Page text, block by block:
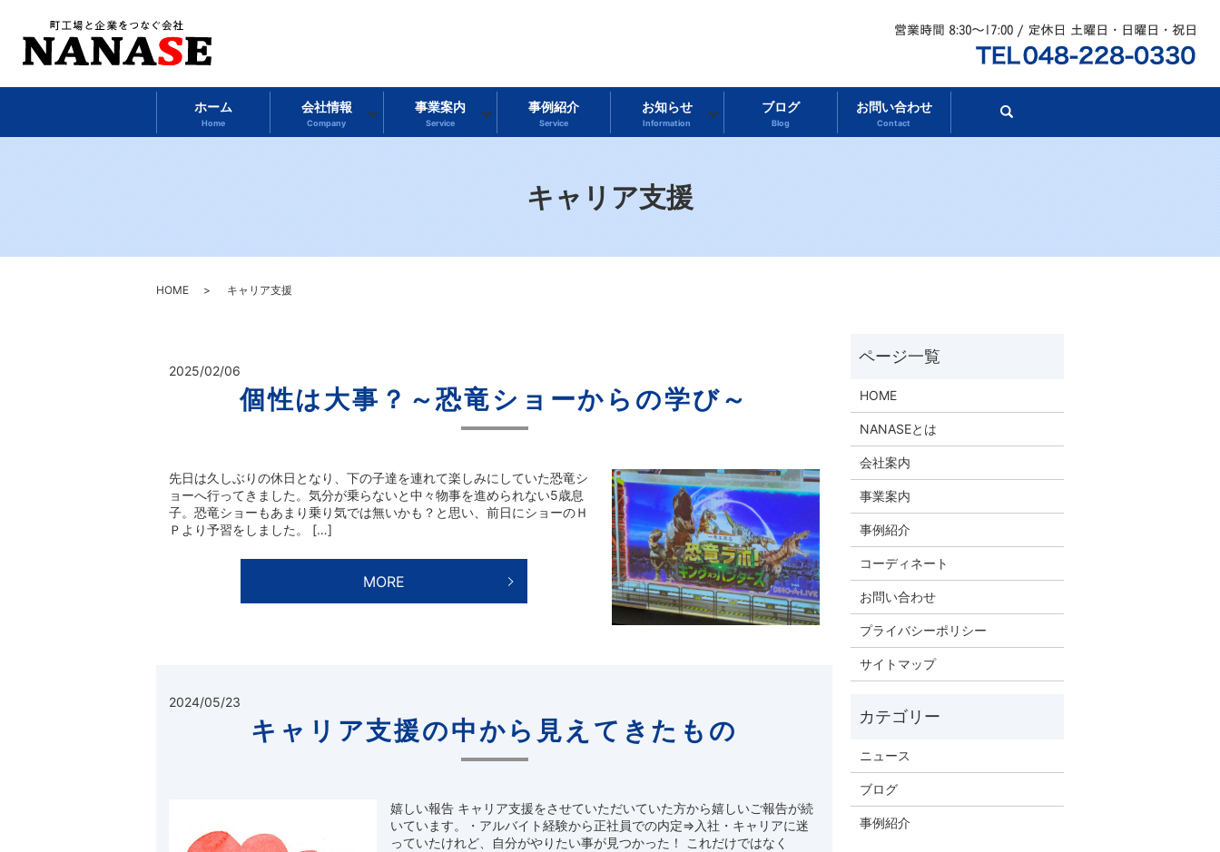
ホーム
Home
会社情報
Company
事業案内
Service
事例紹介
Service
お知らせ
Information
ブログ
Blog
お問い合わせ
Contact search
キャリア支援
HOME キャリア支援
2025/02/06
個性は大事？～恐竜ショーからの学び～
先日は久しぶりの休日となり、下の子達を連れて楽しみにしていた恐竜シ
ョーへ行ってきました。気分が乗らないと中々物事を進められない5歳息
子。恐竜ショーもあまり乗り気では無いかも？と思い、前日にショーのＨ
Ｐより予習をしました。 […]
MORE
2024/05/23
キャリア支援の中から見えてきたもの
嬉しい報告 キャリア支援をさせていただいていた方から嬉しいご報告が続
いています。・アルバイト経験から正社員での内定⇒入社・キャリアに迷
っていたけれど、自分がやりたい事が見つかった！ これだけではなく
HOME
NANASEとは
会社案内
事業案内
事例紹介
コーディネート
お問い合わせ
プライバシーポリシー
サイトマップ
ニュース
ブログ
事例紹介